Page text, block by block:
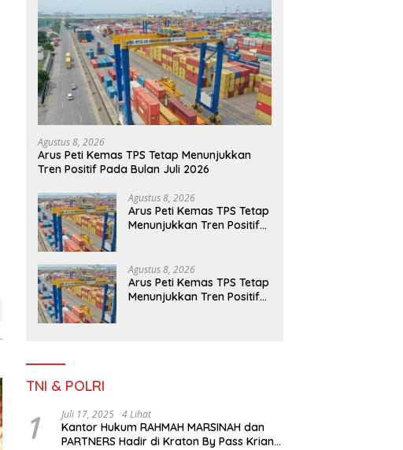
Agustus 8, 2026
Arus Peti Kemas TPS Tetap Menunjukkan
Tren Positif Pada Bulan Juli 2026
Agustus 8, 2026
Arus Peti Kemas TPS Tetap
Menunjukkan Tren Positif
Agustus 8, 2026
Arus Peti Kemas TPS Tetap
Menunjukkan Tren Positif
TNI & POLRI
1 Juli 17, 2025 4 Lihat
Kantor Hukum RAHMAH MARSINAH dan
PARTNERS Hadir di Kraton By Pass Krian